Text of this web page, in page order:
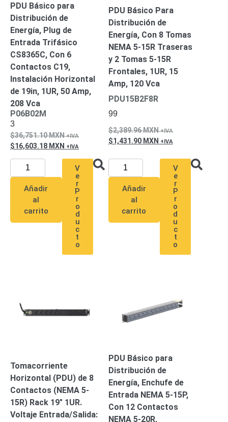
Pinhole PTZVideograbadoras
Analógicas
- TurboHD
TVI / AHD
/ CVI
Drones,
Robots e
Industrial
Cámaras
Industriales
Adaptadores
de
Pared
BateríasFuentes
Alimentación
Fuentes
de
Alimentación
Inyectores
Plantas
Kits-
de 4
CanalesTurboHD
de 8
Canales
Monitores
PDU Básico para
Distribución de
Energía, Plug de
Entrada Trifásico
CS8365C, Con 6
Contactos C19,
Instalación Horizontal
de 19in, 1UR, 50 Amp,
208 Vca
P06B02M
3
36,751.10MXN
16,603.18 MXN
Añadir
al
carrito
V
e
r
P
r
o
d
u
c
t
o
PDU Básico Para
Distribución de
Energía, Con 8 Tomas
NEMA 5-15R Traseras
y 2 Tomas 5-15R
Frontales, 1UR, 15
Amp, 120 Vca
PDU15B2F8R
99
2,389.96MXN
1,431.90 MXN
Añadir
al
carrito
V
e
r
P
r
o
d
u
c
t
o
Tomacorriente
Horizontal (PDU) de 8
Contactos (NEMA 5-
15R) Rack 19″ 1UR.
Voltaje Entrada/Salida:
PDU Básico para
Distribución de
Energía, Enchufe de
Entrada NEMA 5-15P,
Con 12 Contactos
NEMA 5-20R,